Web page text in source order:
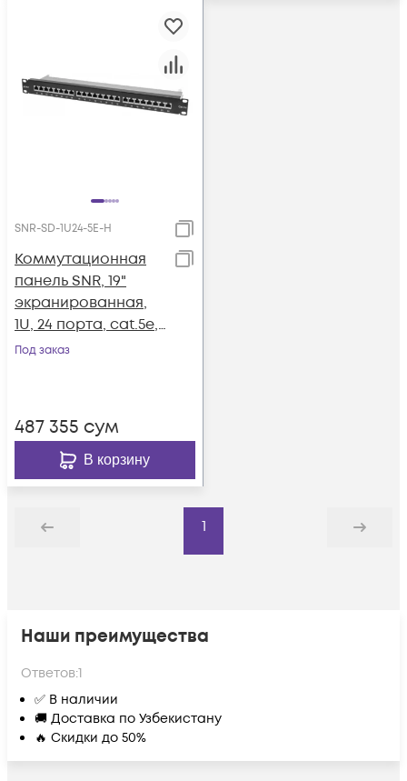
SNR-SD-1U24-5E-H
Коммутационная
панель SNR, 19"
экранированная,
1U, 24 порта, cat.5e,
горизонтальная
Под заказ
487 355 сум
В корзину
Назад
1
Дальше
Наши преимущества
Ответов:1
✅ В наличии
🚚 Доставка по Узбекистану
🔥 Скидки до 50%